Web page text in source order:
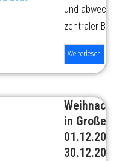
und
zentraler
Weiterlesen
in
01.12.2024
30.12.2024